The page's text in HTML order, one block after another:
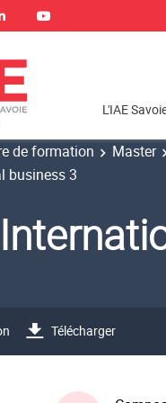
L'IAE
de formation
Master
business 3
Télécharger